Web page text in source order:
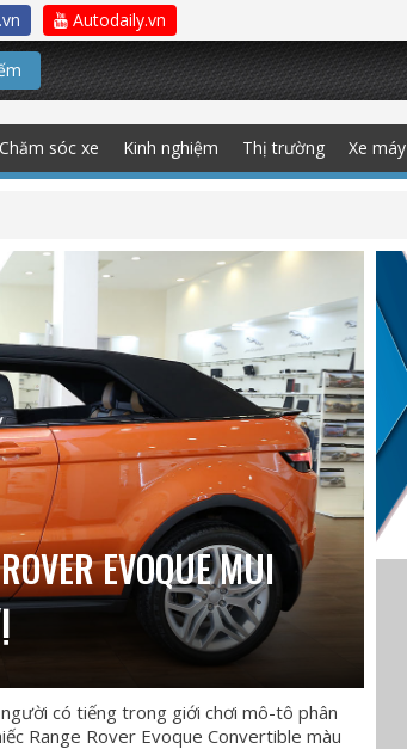
Autodaily.vn
Chăm sóc xe Kinh nghiệm Thị trường Xe máy
EVOQUE MUI
có tiếng trong giới chơi mô-tô phân
Range Rover Evoque Convertible màu